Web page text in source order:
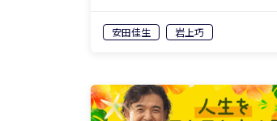
ロハ美容師”こと岩上巧さん。自身
が経営するヘアサロン
ココロオドル…
安田佳生 岩上巧